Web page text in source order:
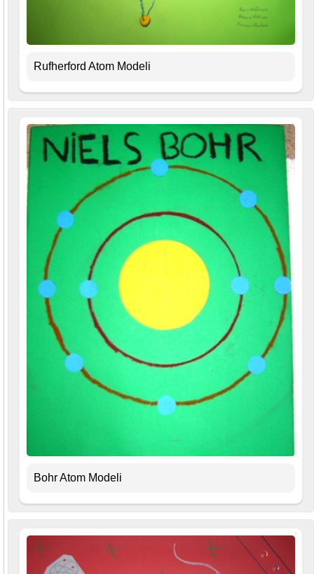
Rufherford Atom Modeli
Bohr Atom Modeli